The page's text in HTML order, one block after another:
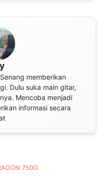
memberikan
Dulu suka main gitar,
Mencoba menjadi
informasi secara
750G